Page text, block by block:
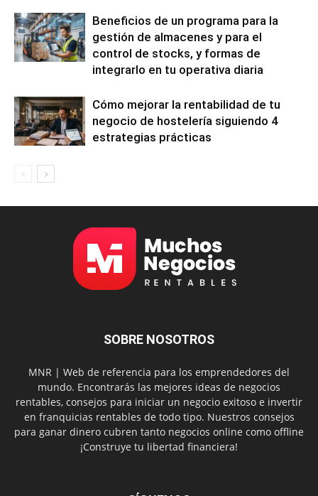
Beneficios de un programa para la
gestión de almacenes y para el
control de stocks, y formas de
integrarlo en tu operativa diaria
Cómo mejorar la rentabilidad de tu
negocio de hostelería siguiendo 4
estrategias prácticas
SOBRE NOSOTROS
MNR | Web de referencia para los emprendedores del
mundo. Encontrarás las mejores ideas de negocios
rentables, consejos para iniciar un negocio exitoso e invertir
en franquicias rentables de todo tipo. Nuestros consejos
para ganar dinero cubren tanto negocios online como offline
¡Construye tu libertad financiera!